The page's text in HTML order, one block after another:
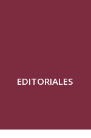
EDITORIALES